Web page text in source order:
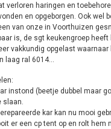
verloren haringen en
en opgeborgen. Ook wel
van onze in Voorthuizen
is, de sgt keukengroep heeft
vakkundig opgelast
laag ral 6014…
instond (beetje dubbel maar
slaan.
kar kan nu mooi
er een cp tent op en rolt